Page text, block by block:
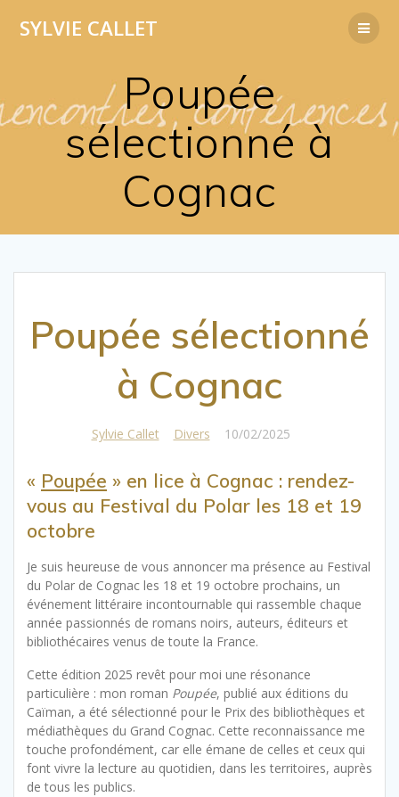
SYLVIE CALLET
Poupée
sélectionné à
Cognac
Poupée sélectionné
à Cognac
Sylvie Callet Divers 10/02/2025
« Poupée » en lice à Cognac : rendez-
vous au Festival du Polar les 18 et 19
octobre
Je suis heureuse de vous annoncer ma présence au Festival
du Polar de Cognac les 18 et 19 octobre prochains, un
événement littéraire incontournable qui rassemble chaque
année passionnés de romans noirs, auteurs, éditeurs et
bibliothécaires venus de toute la France.
Cette édition 2025 revêt pour moi une résonance
particulière : mon roman Poupée, publié aux éditions du
Caïman, a été sélectionné pour le Prix des bibliothèques et
médiathèques du Grand Cognac. Cette reconnaissance me
touche profondément, car elle émane de celles et ceux qui
font vivre la lecture au quotidien, dans les territoires, auprès
de tous les publics.